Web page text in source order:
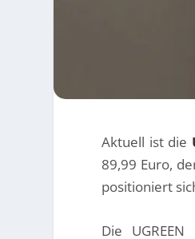
Aktuell ist die
89,99 Euro,
positioniert
Die